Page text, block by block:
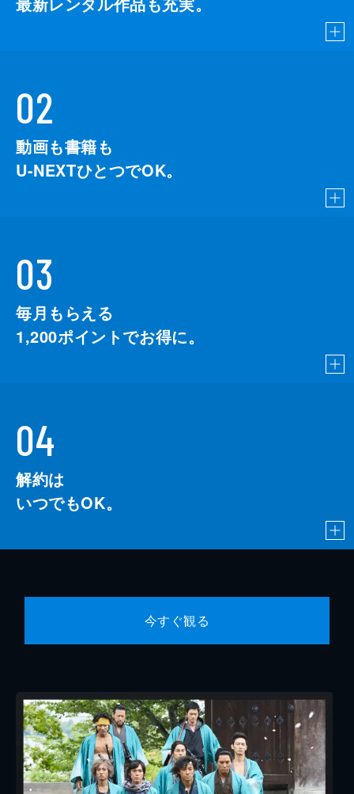
02
動画も書籍も
U-NEXTひとつでOK。
03
毎月もらえる
1,200ポイントでお得に。
04
解約は
いつでもOK。
今すぐ観る